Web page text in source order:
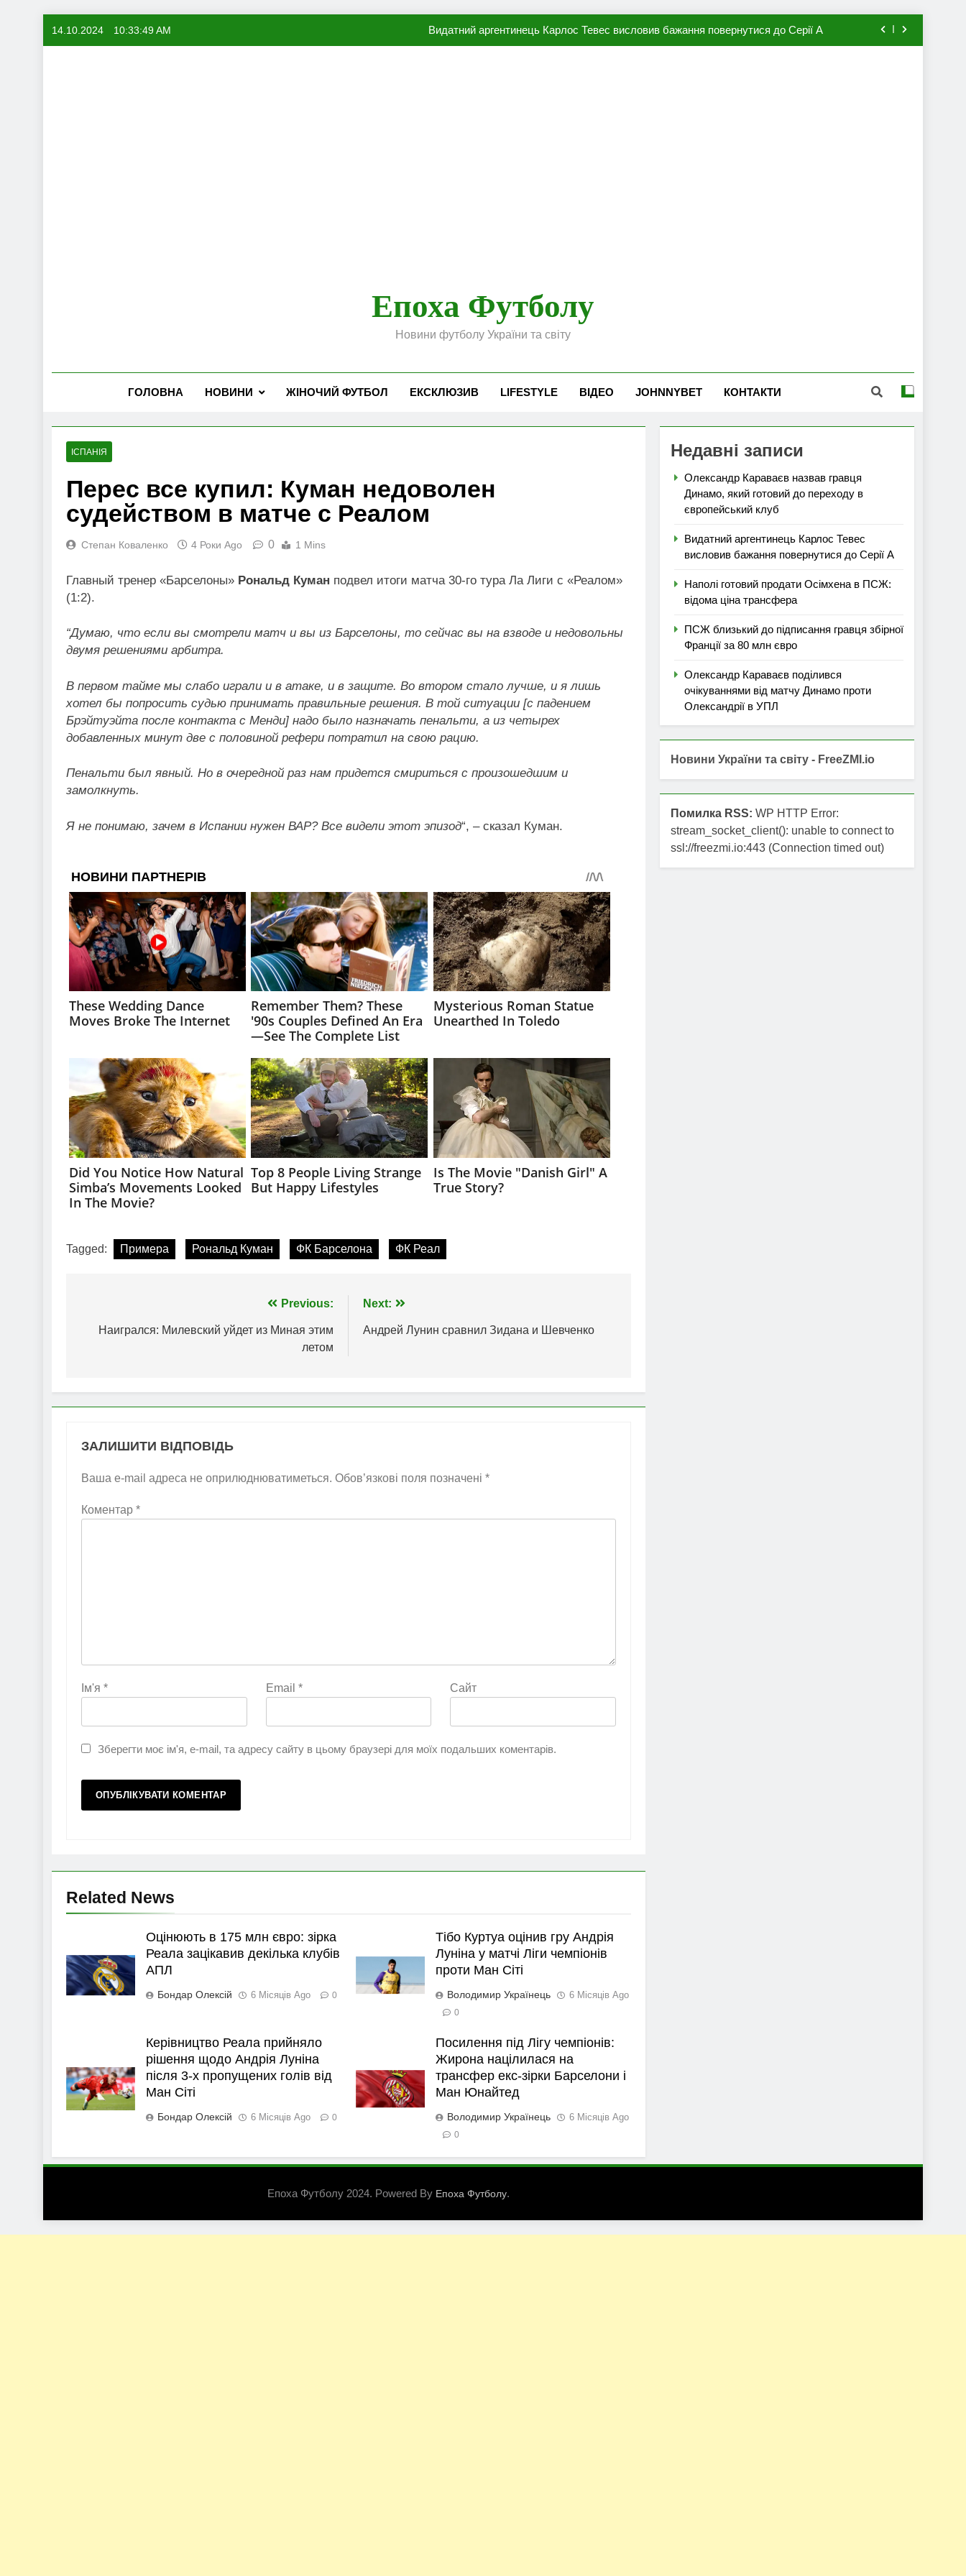
14.10.2024 10:33:50 AM Видатний аргентинець Карлос Тевес висловив бажання повернутися до Серії А
Епоха Футболу
Новини футболу України та світу
ГОЛОВНА НОВИНИ ЖІНОЧИЙ ФУТБОЛ ЕКСКЛЮЗИВ LIFESTYLE ВІДЕО JOHNNYBET КОНТАКТИ
ІСПАНІЯ
Перес все купил: Куман недоволен
судейством в матче с Реалом
Степан Коваленко 4 Роки Ago 0 1 Mins
Главный тренер «Барселоны» Рональд Куман подвел итоги матча 30-го тура Ла Лиги с «Реалом»
(1:2).
“Думаю, что если вы смотрели матч и вы из Барселоны, то сейчас вы на взводе и недовольны
двумя решениями арбитра.
В первом тайме мы слабо играли и в атаке, и в защите. Во втором стало лучше, и я лишь
хотел бы попросить судью принимать правильные решения. В той ситуации [с падением
Брэйтуэйта после контакта с Менди] надо было назначать пенальти, а из четырех
добавленных минут две с половиной рефери потратил на свою рацию.
Пенальти был явный. Но в очередной раз нам придется смириться с произошедшим и
замолкнуть.
Я не понимаю, зачем в Испании нужен ВАР? Все видели этот эпизод“, – сказал Куман.
Tagged: Примера Рональд Куман ФК Барселона ФК Реал
записів
Previous:
Наигрался: Милевский уйдет из Миная этим
летом
Next:
Андрей Лунин сравнил Зидана и Шевченко
ЗАЛИШИТИ ВІДПОВІДЬ
Ваша e-mail адреса не оприлюднюватиметься. Обов’язкові поля позначені *
Коментар *
Ім'я * Email * Сайт
Зберегти моє ім'я, e-mail, та адресу сайту в цьому браузері для моїх подальших коментарів.
Related News
Оцінюють в 175 млн євро: зірка
Реала зацікавив декілька клубів
АПЛ
Бондар Олексій 6 Місяців Ago 0
Тібо Куртуа оцінив гру Андрія
Луніна у матчі Ліги чемпіонів
проти Ман Сіті
Володимир Українець 6 Місяців Ago
0
Керівництво Реала прийняло
рішення щодо Андрія Луніна
після 3-х пропущених голів від
Ман Сіті
Бондар Олексій 6 Місяців Ago 0
Посилення під Лігу чемпіонів:
Жирона націлилася на
трансфер екс-зірки Барселони і
Ман Юнайтед
Володимир Українець 6 Місяців Ago
0
Недавні записи
Олександр Караваєв назвав гравця
Динамо, який готовий до переходу в
європейський клуб
Видатний аргентинець Карлос Тевес
висловив бажання повернутися до Серії А
Наполі готовий продати Осімхена в ПСЖ:
відома ціна трансфера
ПСЖ близький до підписання гравця збірної
Франції за 80 млн євро
Олександр Караваєв поділився
очікуваннями від матчу Динамо проти
Олександрії в УПЛ
Новини України та світу - FreeZMI.io
Помилка RSS: WP HTTP Error:
stream_socket_client(): unable to connect to
ssl://freezmi.io:443 (Connection timed out)
Епоха Футболу 2024. Powered By Епоха Футболу.